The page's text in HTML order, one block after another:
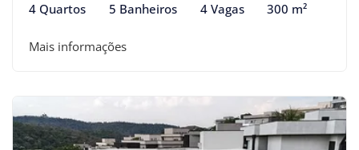
4 Quartos 5 Banheiros 4 Vagas 300 m²
Mais informações